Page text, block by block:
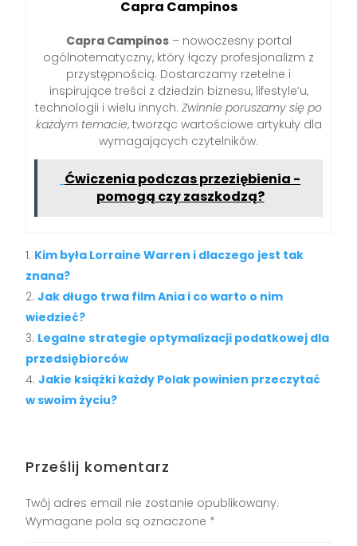
Capra Campinos
Capra Campinos– nowoczesny portal
ogólnotematyczny, który łączy profesjonalizm z
przystępnością. Dostarczamy rzetelne i
inspirujące treści z dziedzin biznesu, lifestyle’u,
technologii i wielu innych. Zwinnie poruszamy się po
każdym temacie, tworząc wartościowe artykuły dla
wymagających czytelników.
Ćwiczenia podczas przeziębienia -
pomogą czy zaszkodzą?
Kim była Lorraine Warren i dlaczego jest tak
znana?
Jak długo trwa film Ania i co warto o nim
wiedzieć?
Legalne strategie optymalizacji podatkowej dla
przedsiębiorców
Jakie książki każdy Polak powinien przeczytać
w swoim życiu?
Prześlij komentarz
Twój adres email nie zostanie opublikowany.
Wymagane pola są oznaczone *